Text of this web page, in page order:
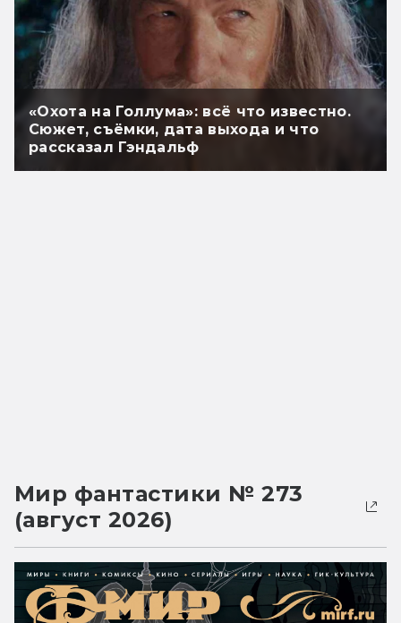
«Охота на Голлума»: всё что известно.
Сюжет, съёмки, дата выхода и что
рассказал Гэндальф
Мир фантастики № 273
(август 2026)